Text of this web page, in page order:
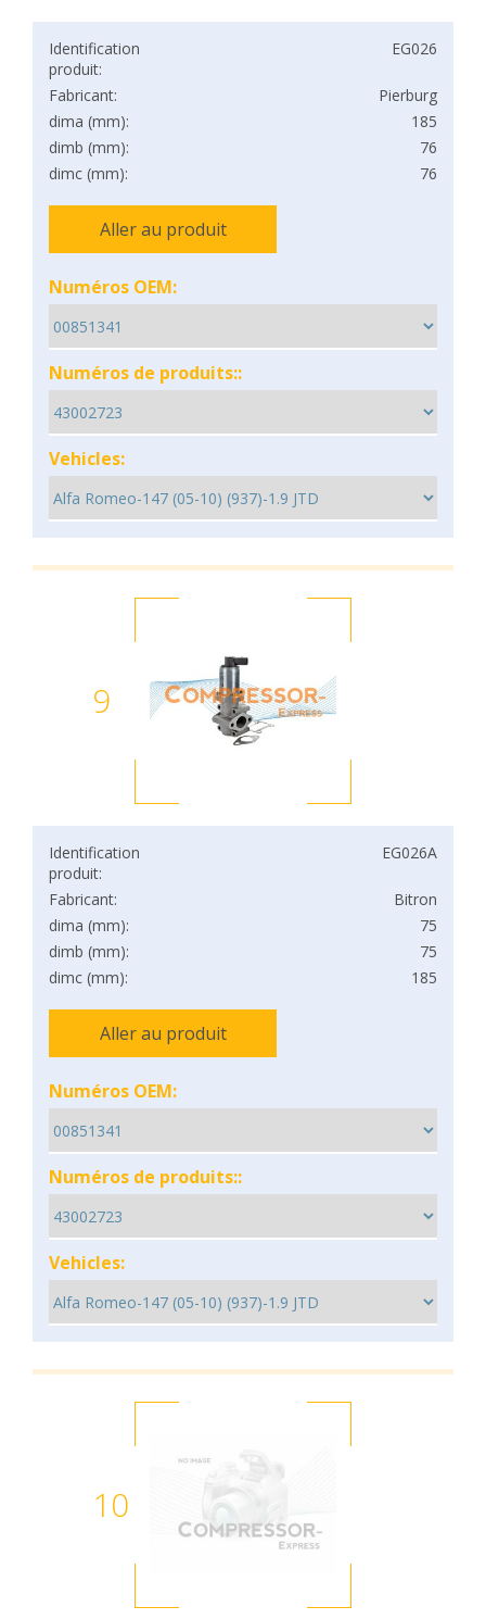
Identification
produit:
EG026
Fabricant:
Pierburg
dima (mm):
185
dimb (mm):
76
dimc (mm):
76
Aller au produit
Numéros OEM:
Numéros de produits::
Vehicles:
9
Identification
produit:
EG026A
Fabricant:
Bitron
dima (mm):
75
dimb (mm):
75
dimc (mm):
185
Aller au produit
Numéros OEM:
Numéros de produits::
Vehicles:
10